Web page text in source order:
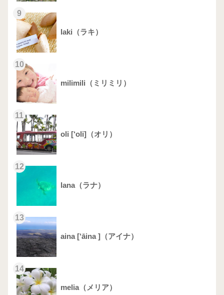
9
laki（ラキ）
10
milimili（ミリミリ）
11
oli [‘oli]（オリ）
12
lana（ラナ）
13
aina [‘āina ]（アイナ）
14
melia（メリア）